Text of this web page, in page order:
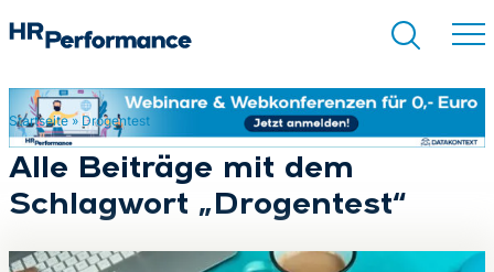
Suchen
Startseite» Drogentest
Alle Beiträge mit dem
Schlagwort „Drogentest“